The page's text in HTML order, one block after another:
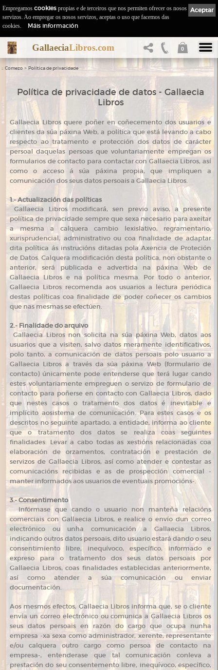
GallaeciaLibros.com 0
:: Comezo > Política de privacidade
Política de privacidade de datos - Gallaecia
Libros
Gallaecia Libros quere poñer en coñecemento dos usuarios e
clientes da súa páxina Web, a política que está levando a cabo
respecto ao tratamento e protección dos datos de carácter
persoal daquelas persoas que voluntariamente empregan os
formularios de contacto para contactar con Gallaecia Libros, así
como o acceso á súa páxina propia, que impliquen a
comunicación dos seus datos persoais a Gallaecia Libros.
1.- Actualización das políticas
Gallaecia Libros modificará, sen previo aviso, a presente
política de privacidade sempre que sexa necesario para axeitar
a mesma a calquera cambio lexislativo, regramentario,
xurisprudencial, administrativo ou coa finalidade de adaptar
dita política ás instrucións ditadas pola Axencia de Proteción
de Datos. Calquera modificación desta política, non obstante o
anterior, será publicada e advertida na páxina Web de
Gallaecia Libros e na política mesma. Por todo o anterior,
Gallaecia Libros recomenda aos usuarios a lectura periódica
destas políticas coa finalidade de poder coñecer os cambios
que nas mesmas se efectúen.
2.- Finalidade do arquivo
Gallaecia Libros non solicita na súa páxina Web, datos aos
usuarios que a visiten, salvo datos meramente identificativos,
polo tanto, a comunicación de datos persoais polo usuario a
Gallaecia Libros a través da súa páxina Web (formulario de
contacto) únicamente pode entenderse que terá lugar cando
estes voluntariamente empreguen o servizo de formulario de
contacto para poñerse en contacto con Gallaecia Libros, dado
que nestes casos o tratamento dos datos é inevitable e
implícito aosistema de comunicación. Para estes casos e os
descritos no seguinte apartado, a entidade, informa ao cliente
que o tratamento dos datos se realiza coas seguintes
finalidades: Levar a cabo todas as xestións relacionadas coa
elaboración de orzamentos, contratación e prestación de
servizos de Gallaecia Libros, así como atender e contestar as
comunicacións recibidas e as de prospección comercial -
manter informados aos usuarios de eventuais promocións-.
3.- Consentimento
Infórmase que cando o usuario non manteña relacións
comerciais con Gallaecia Libros, e realice o envío dun correo
electrónico ou unha comunicación a Gallaecia Libros,
indicando outros datos persoais, dito usuario estará dando o seu
consentimiento libre, inequívoco, específico, informado e
expreso para o tratamento dos seus datos persoais por
Gallaecia Libros, coas finalidades establecidas anteriormente,
así como atender a súa comunicación ou enviar
documentación.
Aos mesmos efectos, Gallaecia Libros informa que, se o cliente
envía un correo electrónico ou comunica a Gallaecia Libros os
seus datos persoais en razón do cargo que ocupa nunha
empresa -xa sexa como administrador, xerente, representante
e/ou calquera outro cargo como persoa de contacto na
empresa-, entenderase que tal comunicación conleva a
prestación do seu consentemento libre, inequívoco, específico,
Aceptar
Empregamos cookies propias e de terceiros que nos permiten ofrecer os nosos
servizos. Ao empregar os nosos servizos, aceptas o uso que facemos das
cookies.
Máis información